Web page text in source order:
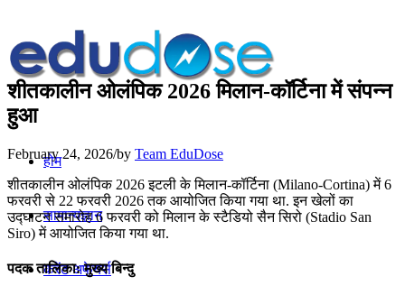
होम
सामान्यज्ञान
करेंट अफेयर्स
शीतकालीन ओलंपिक 2026 मिलान-कॉर्टिना में संपन्न
हुआ
February 24, 2026/by Team EduDose
शीतकालीन ओलंपिक 2026 इटली के मिलान-कॉर्टिना (Milano-Cortina) में 6
फरवरी से 22 फरवरी 2026 तक आयोजित किया गया था. इन खेलों का
उद्घाटन समारोह 6 फरवरी को मिलान के स्टैडियो सैन सिरो (Stadio San
Siro) में आयोजित किया गया था.
पदक तालिका: मुख्य बिन्दु